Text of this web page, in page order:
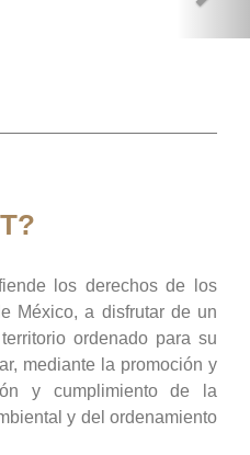
los derechos de los
México, a disfrutar de un
ordenado para su
mediante la promoción y
y cumplimiento de la
y del ordenamiento